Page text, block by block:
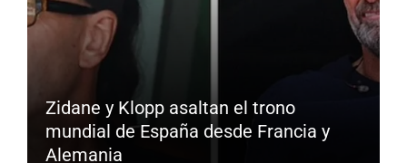
Zidane y Klopp asaltan el trono
mundial de España desde Francia y
Alemania